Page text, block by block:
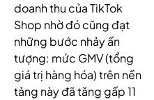
doanh thu của TikTok
Shop nhờ đó cũng đạt
những bước nhảy ấn
tượng: mức GMV (tổng
giá trị hàng hóa) trên nền
tảng này đã tăng gấp 11